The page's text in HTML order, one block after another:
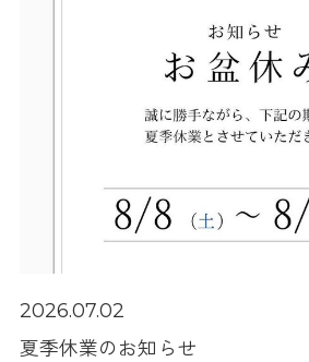
2026.07.02
夏季休業のお知らせ